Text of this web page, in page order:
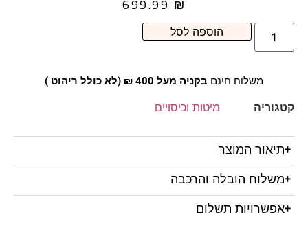
הוספה לסל
משלוח חינם בקניה מעל 400 ₪ (לא כולל ריהוט )
קטגוריה מיטות וכיסויים
תיאור המוצר
משלוח הובלה והרכבה
אפשרויות תשלום